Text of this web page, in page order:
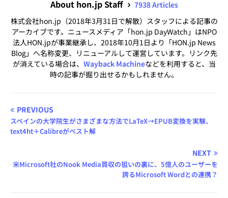
About hon.jp Staff
7938 Articles
株式会社hon.jp（2018年3月31日で解散）スタッフによる記事の
アーカイブです。ニュースメディア「hon.jp DayWatch」はNPO
法人HON.jpが事業継承し、2018年10月1日より「HON.jp News
Blog」へ名称変更、リニューアルして運営しています。リンク先
が消えている場合は、 Wayback Machineなどを利用すると、当
時の記事が掘り出せるかもしれません。
PREVIOUS
スペインの大学院生がさまざまな方法でLaTeX→EPUB変換を実験、
text4ht＋Calibreがベスト解
NEXT
米Microsoft社のNook Media買収の狙いの裏に、5億人のユーザーを
誇るMicrosoft Wordとの連携？